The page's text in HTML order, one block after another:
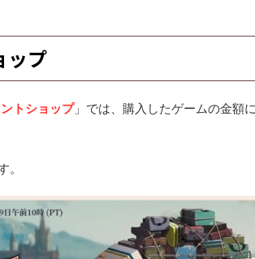
ップ
トショップ」では、購入したゲームの金額